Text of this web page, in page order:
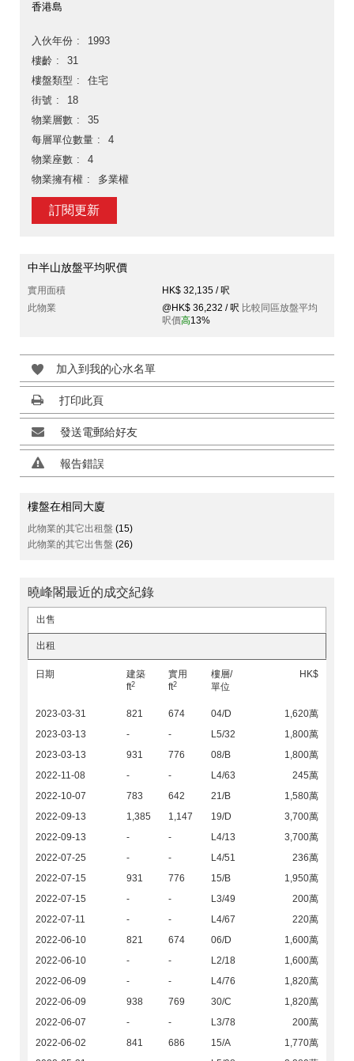
香港島
入伙年份
1993
樓齡
31
樓盤類型
住宅
街號
18
物業層數
35
每層單位數量
4
物業座數
4
物業擁有權
多業權
訂閱更新
中半山放盤平均呎價
實用面積
HK$ 32,135 / 呎
此物業
@HK$ 36,232 / 呎 比較同區放盤平均
呎價高13%
加入到我的心水名單
打印此頁
發送電郵給好友
報告錯誤
樓盤在相同大廈
此物業的其它出租盤 (15)
此物業的其它出售盤 (26)
曉峰閣最近的成交紀錄
出售
出租
日期
建築
ft2
實用
ft2
樓層/
單位
HK$
2023-03-31 821 674 04/D
1,620萬
2023-03-13
- - L5/32
1,800萬
2023-03-13
931 776 08/B
1,800萬
2022-11-08
- - L4/63
245萬
2022-10-07
783 642 21/B
1,580萬
2022-09-13
1,385 1,147 19/D
3,700萬
2022-09-13
- - L4/13
3,700萬
2022-07-25
- - L4/51
236萬
2022-07-15
931 776 15/B
1,950萬
2022-07-15
- - L3/49
200萬
2022-07-11
- - L4/67
220萬
2022-06-10
821 674 06/D
1,600萬
2022-06-10
- - L2/18
1,600萬
2022-06-09
- - L4/76
1,820萬
2022-06-09
938 769 30/C
1,820萬
2022-06-07
- - L3/78
200萬
2022-06-02
841 686 15/A
1,770萬